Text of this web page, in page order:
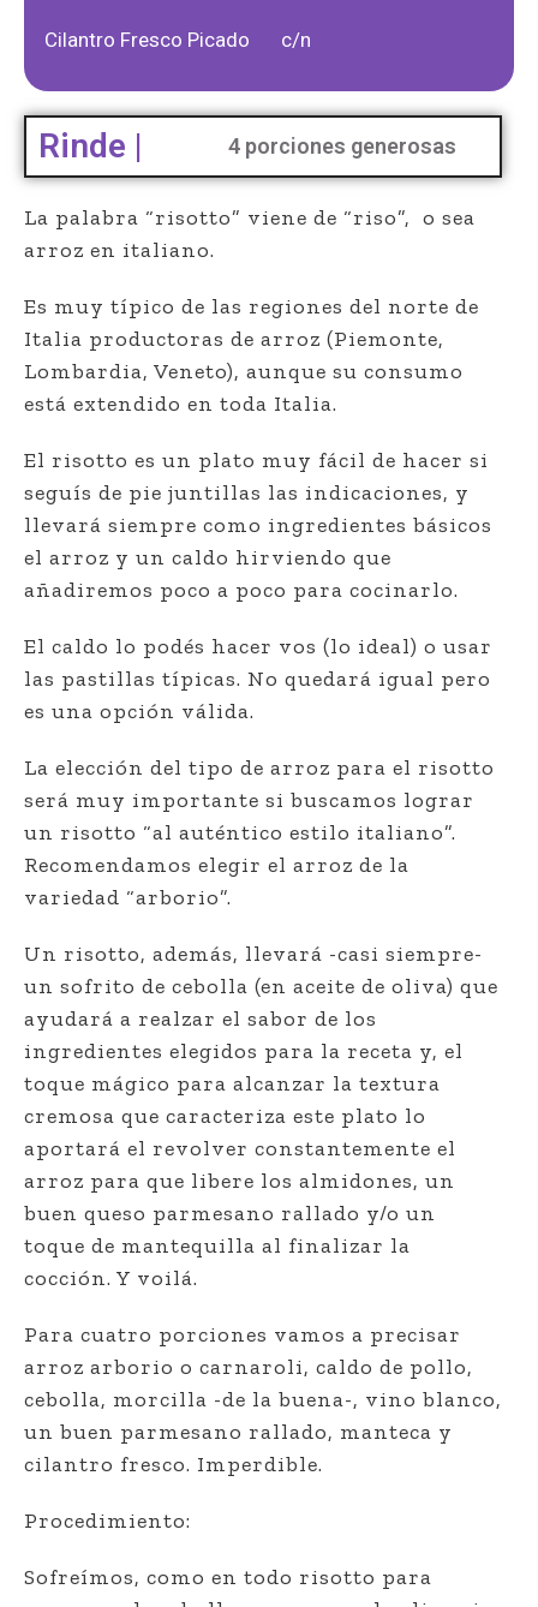
Cilantro Fresco Picado c/n
Rinde | 4 porciones generosas
La palabra “risotto” viene de “riso”, o sea
arroz en italiano.
Es muy típico de las regiones del norte de
Italia productoras de arroz (Piemonte,
Lombardia, Veneto), aunque su consumo
está extendido en toda Italia.
El risotto es un plato muy fácil de hacer si
seguís de pie juntillas las indicaciones, y
llevará siempre como ingredientes básicos
el arroz y un caldo hirviendo que
añadiremos poco a poco para cocinarlo.
El caldo lo podés hacer vos (lo ideal) o usar
las pastillas típicas. No quedará igual pero
es una opción válida.
La elección del tipo de arroz para el risotto
será muy importante si buscamos lograr
un risotto “al auténtico estilo italiano”.
Recomendamos elegir el arroz de la
variedad “arborio”.
Un risotto, además, llevará -casi siempre-
un sofrito de cebolla (en aceite de oliva) que
ayudará a realzar el sabor de los
ingredientes elegidos para la receta y, el
toque mágico para alcanzar la textura
cremosa que caracteriza este plato lo
aportará el revolver constantemente el
arroz para que libere los almidones, un
buen queso parmesano rallado y/o un
toque de mantequilla al finalizar la
cocción. Y voilá.
Para cuatro porciones vamos a precisar
arroz arborio o carnaroli, caldo de pollo,
cebolla, morcilla -de la buena-, vino blanco,
un buen parmesano rallado, manteca y
cilantro fresco. Imperdible.
Procedimiento:
Sofreímos, como en todo risotto para